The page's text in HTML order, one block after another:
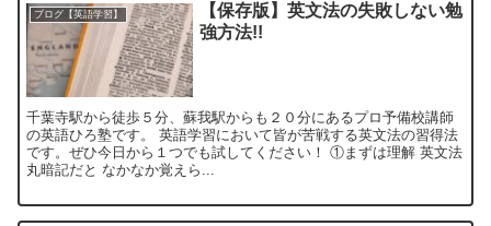
ブログ【英語学習】
【保存版】英文法の失敗しない勉
強方法!!
千葉寺駅から徒歩５分、蘇我駅からも２０分にあるプロ予備校講師
の英語ひろ塾です。 英語学習において皆が苦戦する英文法の習得法
です。ぜひ今日から１つでも試してください！ ①まずは理解 英文法
丸暗記だと なかなか覚えら...